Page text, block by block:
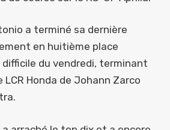
a terminé sa dernière
en huitième place
difficile du vendredi, terminant
Honda de Johann Zarco